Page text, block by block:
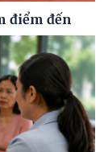
điểm đến